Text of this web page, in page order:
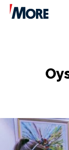
NAUTIKA
SPORT